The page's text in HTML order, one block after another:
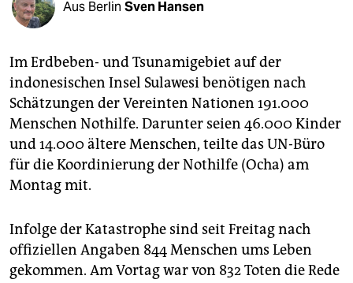
unterstützen
genossenschaft
epaper login
Aus Berlin Sven Hansen
Im Erdbeben- und Tsunamigebiet auf der
indonesischen Insel Sulawesi benötigen nach
Schätzungen der Vereinten Nationen 191.000
Menschen Nothilfe. Darunter seien 46.000 Kinder
und 14.000 ältere Menschen, teilte das UN-Büro
für die Koordinierung der Nothilfe (Ocha) am
Montag mit.
Infolge der Katastrophe sind seit Freitag nach
offiziellen Angaben 844 Menschen ums Leben
gekommen. Am Vortag war von 832 Toten die Rede